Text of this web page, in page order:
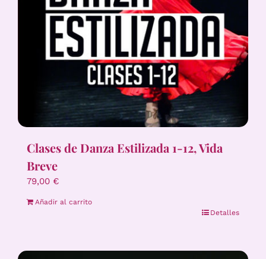
Clases de Danza Estilizada 1-12, Vida
Breve
79,00 €
Añadir al carrito
Detalles